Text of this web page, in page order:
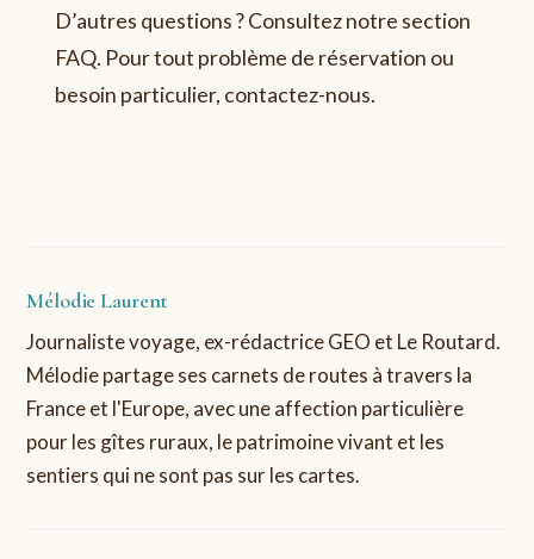
D’autres questions ? Consultez notre section
FAQ. Pour tout problème de réservation ou
besoin particulier, contactez-nous.
Mélodie Laurent
Journaliste voyage, ex-rédactrice GEO et Le Routard.
Mélodie partage ses carnets de routes à travers la
France et l'Europe, avec une affection particulière
pour les gîtes ruraux, le patrimoine vivant et les
sentiers qui ne sont pas sur les cartes.